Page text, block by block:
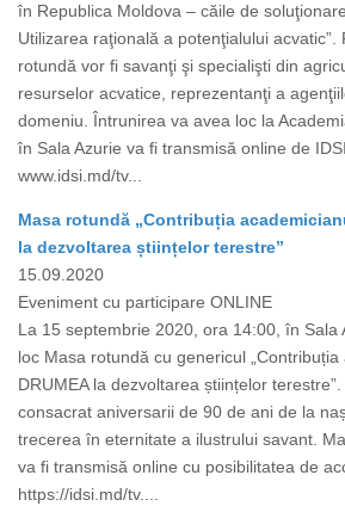
în Republica Moldova – căile de
Utilizarea raţională a potenţialului acvatic”.
rotundă vor fi savanţi şi specialişti din
resurselor acvatice, reprezentanţi a
domeniu. Întrunirea va avea loc la
în Sala Azurie va fi transmisă online de
www.idsi.md/tv...
Masa rotundă „Contribuția
la dezvoltarea științelor terestre”
15.09.2020
Eveniment cu participare ONLINE
La 15 septembrie 2020, ora 14:00, în Sala
loc Masa rotundă cu genericul
DRUMEA la dezvoltarea științelor
consacrat aniversarii de 90 de ani de la
trecerea în eternitate a ilustrului savant.
va fi transmisă online cu posibilitatea de
https://idsi.md/tv....